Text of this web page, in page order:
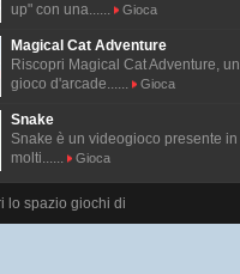
up" con una......
Gioca
Magical Cat Adventure
Riscopri Magical Cat Adventure, un
gioco d'arcade......
Gioca
Snake
Snake è un videogioco presente in
molti......
Gioca
lo spazio giochi di